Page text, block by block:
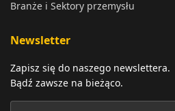
Branże i Sektory przemysłu
Newsletter
Zapisz się do naszego newslettera.
Bądź zawsze na bieżąco.